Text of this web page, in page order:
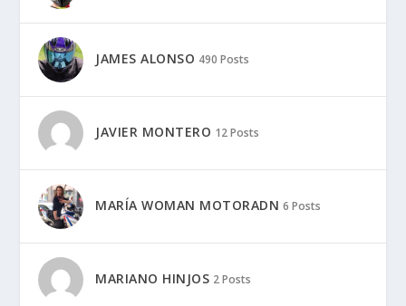
JAMES ALONSO 490 Posts
JAVIER MONTERO 12 Posts
MARÍA WOMAN MOTORADN 6 Posts
MARIANO HINJOS 2 Posts